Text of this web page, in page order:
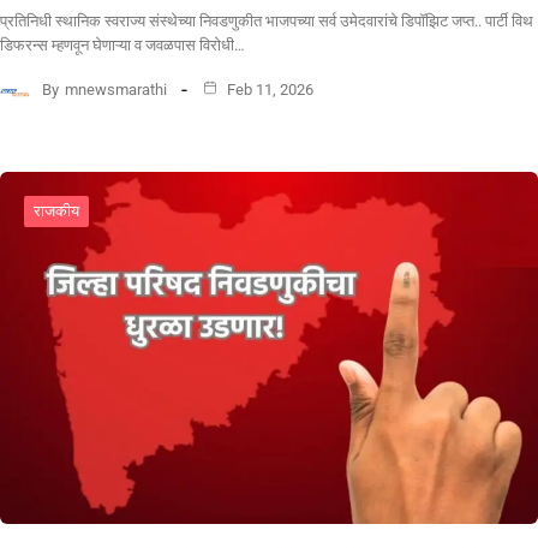
प्रतिनिधी स्थानिक स्वराज्य संस्थेच्या निवडणुकीत भाजपच्या सर्व उमेदवारांचे डिपॉझिट जप्त.. पार्टी विथ
डिफरन्स म्हणवून घेणाऱ्या व जवळपास विरोधी…
By mnewsmarathi Feb 11, 2026
राजकीय